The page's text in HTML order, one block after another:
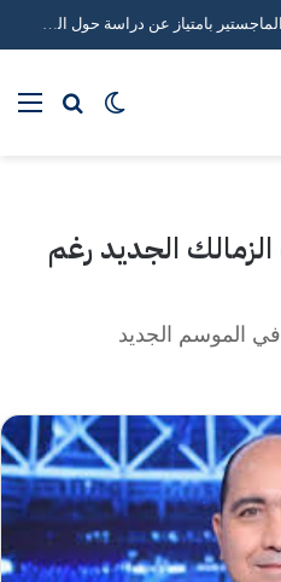
خبير استراتيجيات التواصل الاجتماعي محمد هاني يكشف أسرار صناعة التأثير الرقمي
بحثالوضع
الجديد رغم
الموسم الجديد